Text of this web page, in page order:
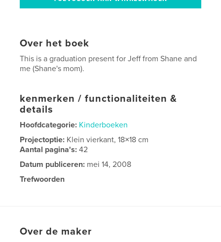
Over het boek
This is a graduation present for Jeff from Shane and
me (Shane's mom).
kenmerken / functionaliteiten &
details
Hoofdcategorie: Kinderboeken
Projectoptie: Klein vierkant, 18×18 cm
Aantal pagina's:42
Datum publiceren: mei 14, 2008
Trefwoorden
Over de maker